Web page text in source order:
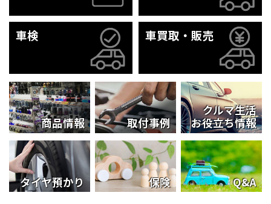
車検 車買取・販売
商品情報 取付事例
クルマ生活
お役立ち情報
タイヤ預かり 保険 Q&A